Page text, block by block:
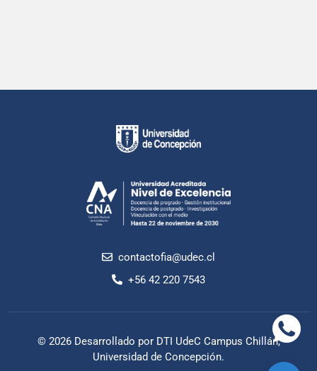
contactofia@udec.cl
+56 42 220 7543
© 2026 Desarrollado por DTI UdeC Campus Chillán,
Universidad de Concepción.